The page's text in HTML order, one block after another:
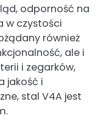
odporność na
w czystości
również
ale i
i zegarków,
jakość i
stal V4A jest